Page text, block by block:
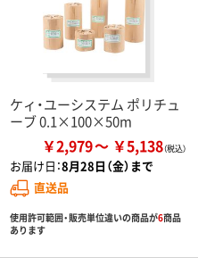
ケィ・ユーシステム ポリチュ
ーブ 0.1×100×50m
￥2,979 ￥5,138
お届け日：8月28日（金）まで
直送品
使用許可範囲・販売単位違いの商品が6商品
あります